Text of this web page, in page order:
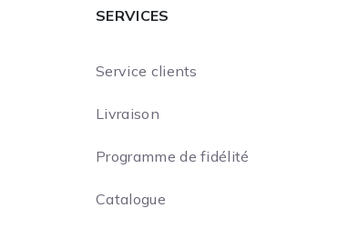
SERVICES
Service clients
Livraison
Programme de fidélité
Catalogue